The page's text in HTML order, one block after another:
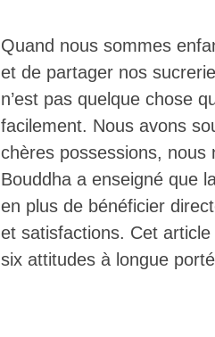
Quand nous sommes
et de partager nos
n’est pas quelque chose
facilement. Nous avons
chères possessions,
Bouddha a enseigné que
en plus de bénéficier
et satisfactions. Cet
six attitudes à longue